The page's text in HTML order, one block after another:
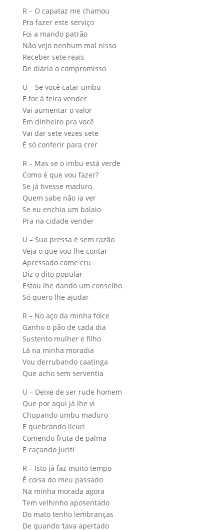
R – O capataz me chamou
Pra fazer este serviço
Foi a mando patrão
Não vejo nenhum mal nisso
Receber sete reais
De diária o compromisso
U – Se você catar umbu
E for à feira vender
Vai aumentar o valor
Em dinheiro pra você
Vai dar sete vezes sete
É só conferir para crer
R – Mas se o imbu está verde
Como é que vou fazer?
Se já tivesse maduro
Quem sabe não ia ver
Se eu enchia um balaio
Pra na cidade vender
U – Sua pressa é sem razão
Veja o que vou lhe contar
Apressado come cru
Diz o dito popular
Estou lhe dando um conselho
Só quero lhe ajudar
R – No aço da minha foice
Ganho o pão de cada dia
Sustento mulher e filho
Lá na minha moradia
Vou derrubando caatinga
Que acho sem serventia
U – Deixe de ser rude homem
Que por aqui já lhe vi
Chupando umbu maduro
E quebrando licuri
Comendo fruta de palma
E caçando juriti
R – Isto já faz muito tempo
É coisa do meu passado
Na minha morada agora
Tem velhinho aposentado
Do mato tenho lembranças
De quando ‘tava apertado